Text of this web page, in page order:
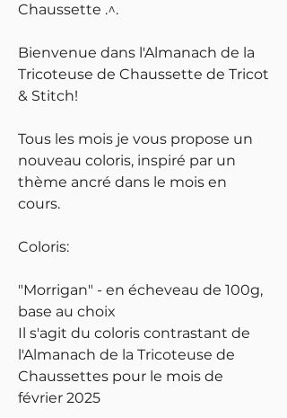
Chaussette .^.
Bienvenue dans l'Almanach de la
Tricoteuse de Chaussette de Tricot
& Stitch!
Tous les mois je vous propose un
nouveau coloris, inspiré par un
thème ancré dans le mois en
cours.
Coloris:
"Morrigan" - en écheveau de 100g,
base au choix
Il s'agit du coloris contrastant de
l'Almanach de la Tricoteuse de
Chaussettes pour le mois de
février 2025